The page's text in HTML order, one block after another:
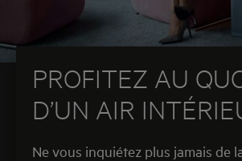
PROFITEZ AU
D’UN AIR
Ne vous inquiétez plus jamais de